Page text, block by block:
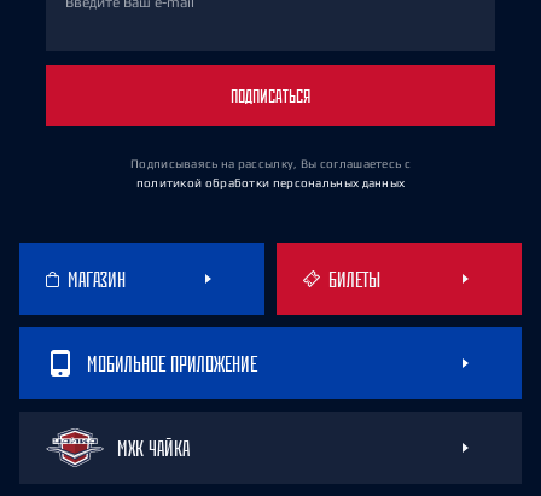
ПОДПИСАТЬСЯ
Подписываясь на рассылку, Вы соглашаетесь с
политикой обработки персональных данных
МАГАЗИН БИЛЕТЫ
МОБИЛЬНОЕ ПРИЛОЖЕНИЕ
МХК ЧАЙКА